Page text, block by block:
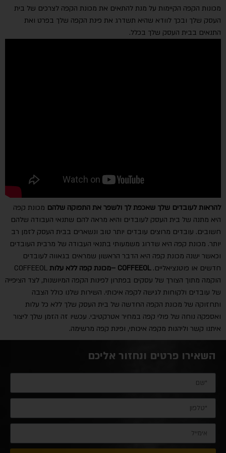
מכונות הקפה הקיימות על מנת להתאים את מכונת הקפה לצרכים של בית
העסק שלך ובכך לוודא שהיא תשדרג את פינת הקפה שלך בפרט ואת
התנאים בבית העסק שלך בכלל.
להראות לעובדים שלך שאכפת לך ולשפר את התפוקה שלהם מכונת קפה
היא מתנה של בית העסק לעובדים והיא מראה להם שתנאי העבודה שלהם
חשובים. עובדים מרוצים עובדים יותר טוב ונשארים בבית העסק לזמן רב
יותר. מכונת קפה היא שדרוג משמעותי בתנאי העבודה של מרבית העובדים
וכאשר ישנה מכונת קפה היא הדבר הראשון שמראים בגאווה לעובדים
חדשים או פוטנציאליים.COFFEEOL –מכונת קפה ללא עלות
COFFEEOL
הוקמה מתוך הצורך של עסקים בפתרון לפינות הקפה המיושנות, לצד הציפייה
של עובדים ולקוחות לגישה לקפה איכותי. השירות שלנו כולל הצבה
ותחזוקה של מכונת הקפה החדשה של בית העסק שלך ללא כל עלות
ואספקה נוחה של פולי קפה במחיר אטרקטיבי. עכשיו זה הזמן שלך ליצור
איתנו קשר וליהנות מקפה איכותי, ופינת קפה מרשימה.
השאירו פרטים ונחזור אליכם